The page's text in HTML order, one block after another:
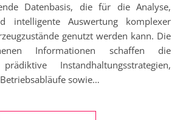
Datenbasis, die für die Analyse,
intelligente Auswertung komplexer
genutzt werden kann. Die
Informationen schaffen die
Instandhaltungsstrategien,
sowie…